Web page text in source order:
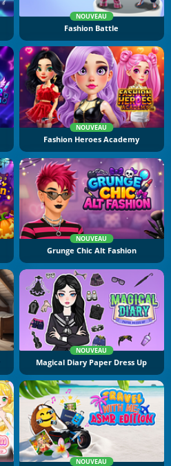
NOUVEAU
Fashion Battle
NOUVEAU
Fashion Heroes Academy
NOUVEAU
Grunge Chic Alt Fashion
NOUVEAU
Magical Diary Paper Dress Up
NOUVEAU